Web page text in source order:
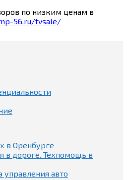
по низким ценам в
56.ru/tvsale/
в Оренбурге
в дороге. Техпомощь в
управления авто